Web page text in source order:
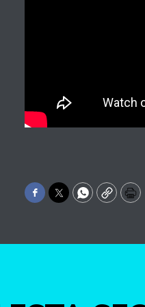
Facebook
TwitterWhatsApp
Copy